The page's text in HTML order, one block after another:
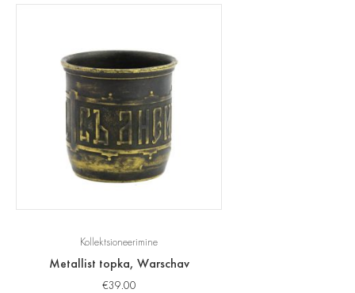
Kollektsioneerimine
Metallist topka, Warschav
€39.00